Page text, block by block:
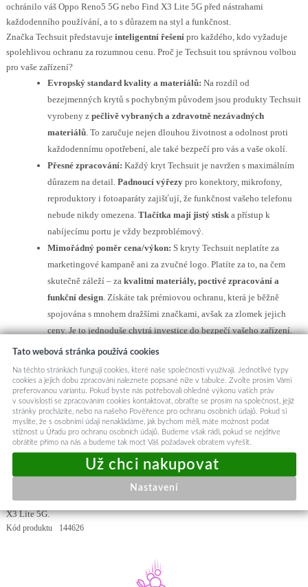
ochránilo váš Oppo Reno5 5G nebo Find X3 Lite 5G před nástrahami
každodenního používání, a to s důrazem na styl a funkčnost.
Značka Techsuit představuje inteligentní řešenípro každého, kdo vyžaduje
spolehlivou ochranu za rozumnou cenu. Proč je Techsuit tou správnou volbou
pro vaše zařízení?
Evropský standard kvality a materiálů: Na rozdíl od
bezejmenných krytů s pochybným původem jsou produkty Techsuit
vyrobeny z pečlivě vybraných a zdravotně nezávadných
materiálů. To zaručuje nejen dlouhou životnost a odolnost proti
každodennímu opotřebení, ale také bezpečí pro vás a vaše okolí.
Přesné zpracování: Každý kryt Techsuit je navržen s maximálním
důrazem na detail. Padnoucí výřezypro konektory, mikrofony,
reproduktory i fotoaparáty zajišťují, že funkčnost vašeho telefonu
nebude nikdy omezena. Tlačítka mají jistý stiska přístup k
nabíjecímu portu je vždy bezproblémový.
Mimořádný poměr cena/výkon: S kryty Techsuit neplatíte za
marketingové kampaně ani za zvučné logo. Platíte za to, na čem
skutečně záleží – za kvalitní materiály, poctivé zpracování a
funkční design. Získáte tak prémiovou ochranu, která je běžně
spojována s mnohem dražšími značkami, avšak za zlomek jejich
ceny. Je to jednoduše chytrá investice do bezpečí vašeho zařízení.
Design a funkčnost
strana je vyrobena z průsvitného materiálu v kouřově šedém odstínu, který
decentně nechává vyniknout originální design vašeho telefonu, zatímco
robustní okrajeposkytují zvýšenou ochranu proti nárazům a pádům.
Integrovaný kovový kroužekna zadní straně slouží jako praktický stojánek
pro sledování obsahu nebo jako bezpečný úchyt pro pohodlné držení telefonu.
Kroužek je navícmagneticky kompatibilní, což umožňuje snadné připevnění
k magnetickým držákům v autě či kanceláři. Precizní výřezy pro modul
fotoaparátu a všechny porty zajišťují plnou funkčnost bez kompromisů.
Toto pouzdro je určeno pro modely telefonů:Oppo Reno5 5G a Oppo Find
X3 Lite 5G.
Kód produktu 144626
Tato webová stránka používá cookies
Na těchto stránkách fungují cookies, které naše společnosti využívají. Jednotlivé typy
cookies a jejich dobu zpracování naleznete popsané níže v tabulce. Zvolte prosím Vámi
preferovanou variantu. Pokud byste nás potřebovali ohledně výkonu vašich práv
v souvislosti se zpracováním cookies kontaktovat, obraťte se prosím na společnost, jejíž
stránky procházíte, nebo na našeho Pověřence pro ochranu osobních údajů. Pokud si
myslíte, že s osobními údaji nenakládáme, jak bychom měli, máte možnost podat
stížnost u Úřadu pro ochranu osobních údajů. Budeme však rádi, pokud se nejdříve
obrátíte přímo na nás a budeme tak moct Váš požadavek obratem vyřešit.
Nastavení